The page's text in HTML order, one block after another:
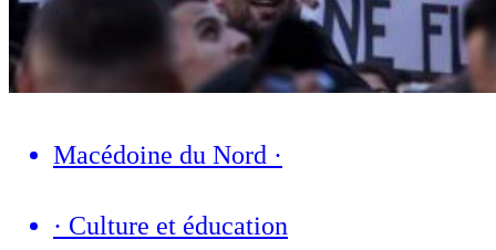
Macédoine du Nord ·
· Culture et éducation